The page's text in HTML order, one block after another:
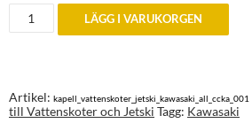
Skräddarsytt
Ultratect
kapell
och
jetski
mängd
LÄGG I VARUKORGEN
Artikel: kapell_vattenskoter_jetski_kawasaki_all_ccka_001
till Vattenskoter och Jetski Tagg: Kawasaki